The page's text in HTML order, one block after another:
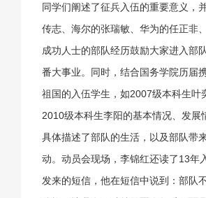
同学们阐述了征兵入伍的重要意义，
传志、海尔的张瑞敏、华为的任正非
成功人士的部队经历鼓励大家进入部
番大事业。同时，结合国务学院历届
祖国的入伍学生，如2007级本科生叶
2010级本科生李阳的基本情况、发展
具体描述了部队的生活，以及部队带
动。动员会现场，李锦红还读了13年
发来的短信，他在短信中说到：部队